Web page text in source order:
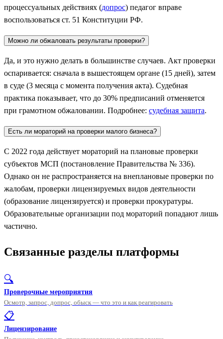
процессуальных действиях (допрос) педагог вправе
воспользоваться ст. 51 Конституции РФ.
Можно ли обжаловать результаты проверки?
Да, и это нужно делать в большинстве случаев. Акт проверки
оспаривается: сначала в вышестоящем органе (15 дней), затем
в суде (3 месяца с момента получения акта). Судебная
практика показывает, что до 30% предписаний отменяется
при грамотном обжаловании. Подробнее: судебная защита.
Есть ли мораторий на проверки малого бизнеса?
С 2022 года действует мораторий на плановые проверки
субъектов МСП (постановление Правительства № 336).
Однако он не распространяется на внеплановые проверки по
жалобам, проверки лицензируемых видов деятельности
(образование лицензируется) и проверки прокуратуры.
Образовательные организации под мораторий попадают лишь
частично.
Связанные разделы платформы
🔍
Проверочные мероприятия
Осмотр, запрос, допрос, обыск — что это и как реагировать
📋
Лицензирование